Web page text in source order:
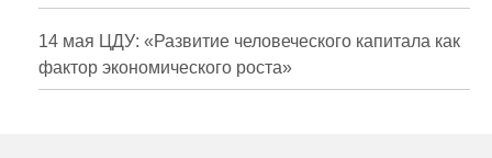
Проблемы прогнозирования
О журнале
14 мая ЦДУ: «Развитие человеческого капитала как
фактор экономического роста»